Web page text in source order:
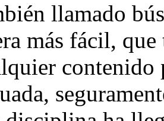
llamado
más fácil,